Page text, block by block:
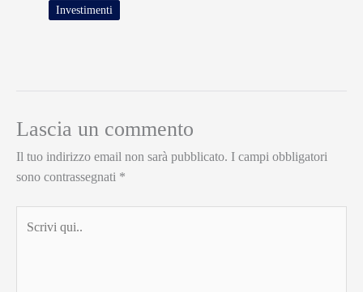
Investimenti
Lascia un commento
Il tuo indirizzo email non sarà pubblicato. I campi obbligatori
sono contrassegnati *